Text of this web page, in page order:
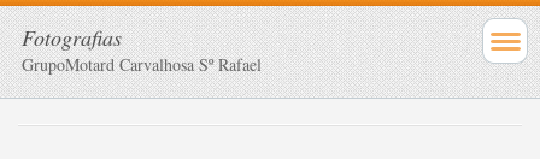
Fotografias
GrupoMotard Carvalhosa Sº Rafael